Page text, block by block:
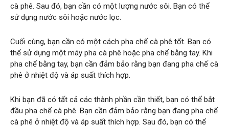
cà phê. Sau đó, bạn cần có một lượng nước sôi. Bạn có thể
sử dụng nước sôi hoặc nước lọc.
Cuối cùng, bạn cần có một cách pha chế cà phê tốt. Bạn có
thể sử dụng một máy pha cà phê hoặc pha chế bằng tay. Khi
pha chế bằng tay, bạn cần đảm bảo rằng bạn đang pha chế cà
phê ở nhiệt độ và áp suất thích hợp.
Khi bạn đã có tất cả các thành phần cần thiết, bạn có thể bắt
đầu pha chế cà phê. Bạn cần đảm bảo rằng bạn đang pha chế
cà phê ở nhiệt độ và áp suất thích hợp. Sau đó, bạn có thể